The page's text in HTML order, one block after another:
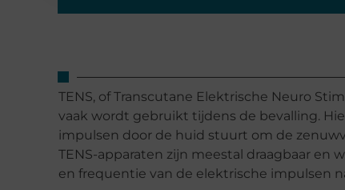
TENS, of Transcutane Elektrische Neuro
vaak wordt gebruikt tijdens de bevalling.
impulsen door de huid stuurt om de
TENS-apparaten zijn meestal draagbaar
en frequentie van de elektrische impulsen